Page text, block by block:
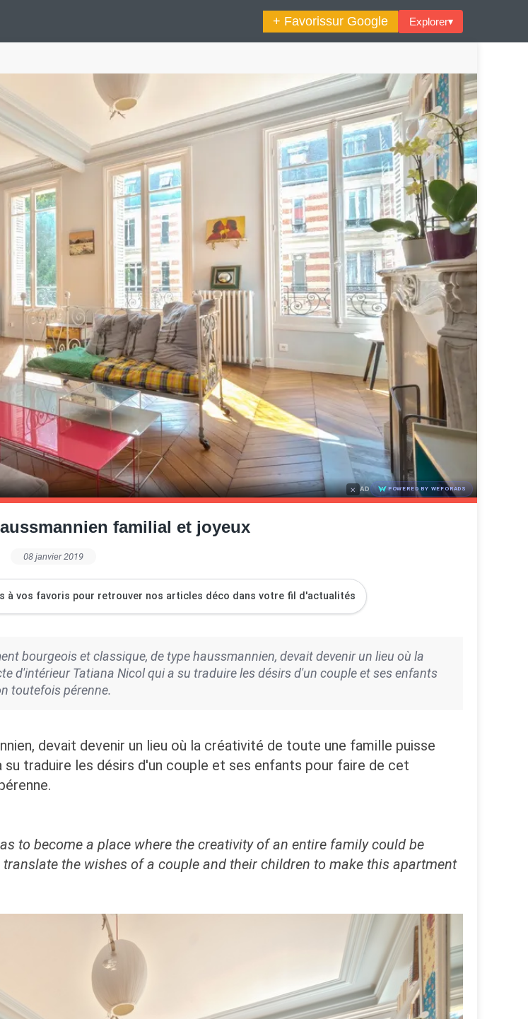
+ Favorissur Google Explorer▾
Photos Idées Déco En 10 Photos La Semaine Décoration Et Design
Maison En Ville
La Décoration Selon Votre Signe Astrologique Les Trouvailles Déco Du Jour
Loft
Maison Et Appartement Vintage Petite Surface
Piscine
× AD POWERED BY WEFORADS
familial et joyeux
08 janvier 2019
à vos favoris pour retrouver nos articles déco dans votre fil d'actualités
bourgeois et classique, de type haussmannien, devait devenir un lieu où la
d'intérieur Tatiana Nicol qui a su traduire les désirs d'un couple et ses enfants
toutefois pérenne.
devait devenir un lieu où la créativité de toute une famille puisse
su traduire les désirs d'un couple et ses enfants pour faire de cet
to become a place where the creativity of an entire family could be
the wishes of a couple and their children to make this apartment